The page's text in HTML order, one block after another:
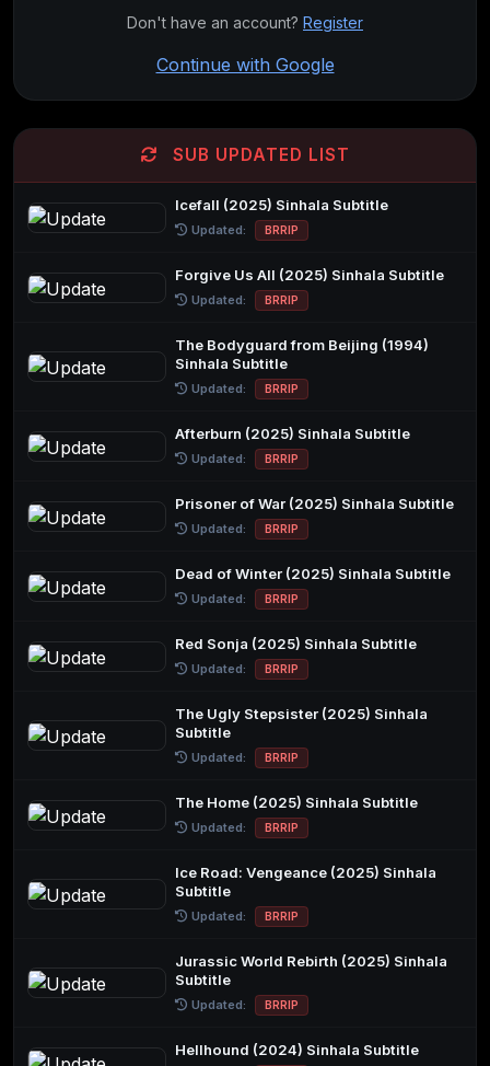
Don't have an account? Register
Continue with Google
SUB UPDATED LIST
Icefall (2025) Sinhala Subtitle
Updated: BRRIP
Forgive Us All (2025) Sinhala Subtitle
Updated: BRRIP
The Bodyguard from Beijing (1994)
Sinhala Subtitle
Updated: BRRIP
Afterburn (2025) Sinhala Subtitle
Updated: BRRIP
Prisoner of War (2025) Sinhala Subtitle
Updated: BRRIP
Dead of Winter (2025) Sinhala Subtitle
Updated: BRRIP
Red Sonja (2025) Sinhala Subtitle
Updated: BRRIP
The Ugly Stepsister (2025) Sinhala
Subtitle
Updated: BRRIP
The Home (2025) Sinhala Subtitle
Updated: BRRIP
Ice Road: Vengeance (2025) Sinhala
Subtitle
Updated: BRRIP
Jurassic World Rebirth (2025) Sinhala
Subtitle
Updated: BRRIP
Hellhound (2024) Sinhala Subtitle